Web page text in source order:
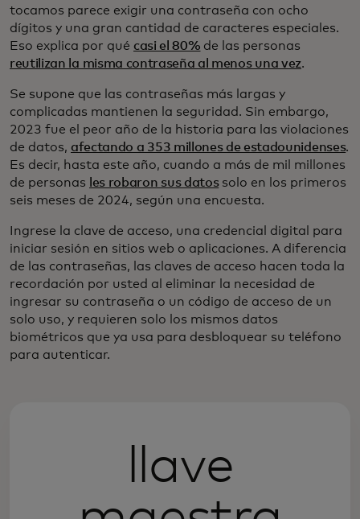
tocamos parece exigir una contraseña con ocho
dígitos y una gran cantidad de caracteres especiales.
Eso explica por qué casi el 80% de las personas
reutilizan la misma contraseña al menos una vez.
Se supone que las contraseñas más largas y
complicadas mantienen la seguridad. Sin embargo,
2023 fue el peor año de la historia para las violaciones
de datos, afectando a 353 millones de estadounidenses.
Es decir, hasta este año, cuando a más de mil millones
de personas
les robaron sus datossolo en los primeros
seis meses de 2024, según una encuesta.
Ingrese la clave de acceso, una credencial digital para
iniciar sesión en sitios web o aplicaciones. A diferencia
de las contraseñas, las claves de acceso hacen toda la
recordación por usted al eliminar la necesidad de
ingresar su contraseña o un código de acceso de un
solo uso, y requieren solo los mismos datos
biométricos que ya usa para desbloquear su teléfono
para autenticar.
llave